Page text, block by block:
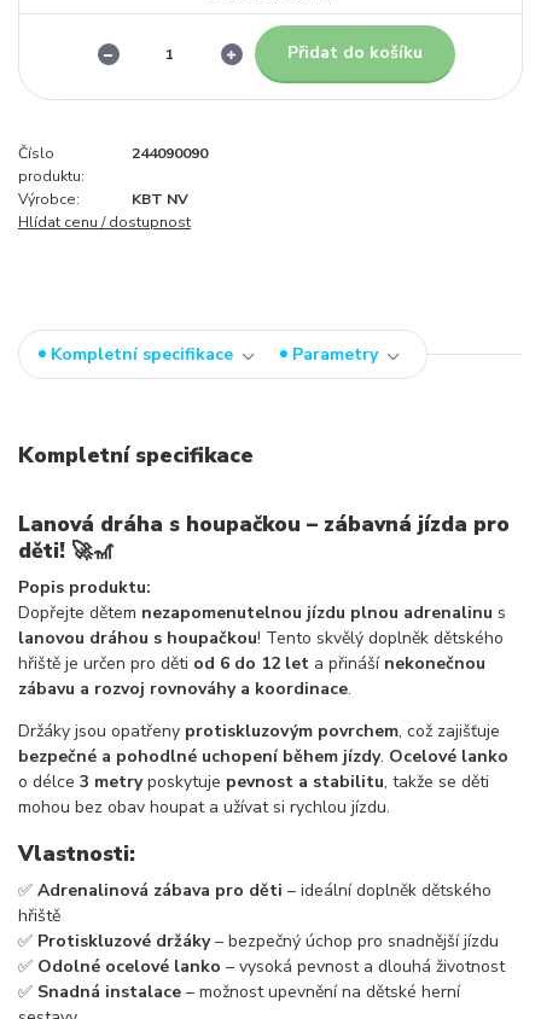
Přidat do košíku
Číslo
produktu:
244090090
Výrobce:
KBT NV
Hlídat cenu / dostupnost
Kompletní specifikace Parametry
Kompletní specifikace
Lanová dráha s houpačkou – zábavná jízda pro
děti! 🚀🎢
Popis produktu:
Dopřejte dětem nezapomenutelnou jízdu plnou adrenalinu s
lanovou dráhou s houpačkou! Tento skvělý doplněk dětského
hřiště je určen pro děti od 6 do 12 let a přináší nekonečnou
zábavu a rozvoj rovnováhy a koordinace.
Držáky jsou opatřeny protiskluzovým povrchem, což zajišťuje
bezpečné a pohodlné uchopení během jízdy. Ocelové lanko
o délce 3 metryposkytuje pevnost a stabilitu, takže se děti
mohou bez obav houpat a užívat si rychlou jízdu.
Vlastnosti:
✅ Adrenalinová zábava pro děti – ideální doplněk dětského
hřiště
✅ Protiskluzové držáky– bezpečný úchop pro snadnější jízdu
✅ Odolné ocelové lanko – vysoká pevnost a dlouhá životnost
✅ Snadná instalace – možnost upevnění na dětské herní